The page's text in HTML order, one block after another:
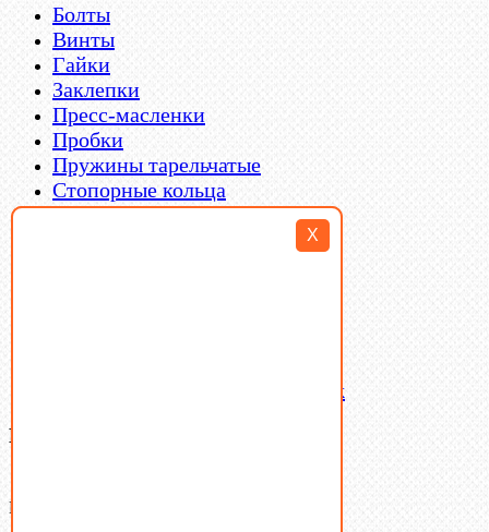
X
Болты
Винты
Гайки
Заклепки
Пресс-масленки
Пробки
Пружины тарельчатые
Стопорные кольца
Такелаж
Латунный и бронзовый крепеж
Ваша корзина
В корзине нет товаров.